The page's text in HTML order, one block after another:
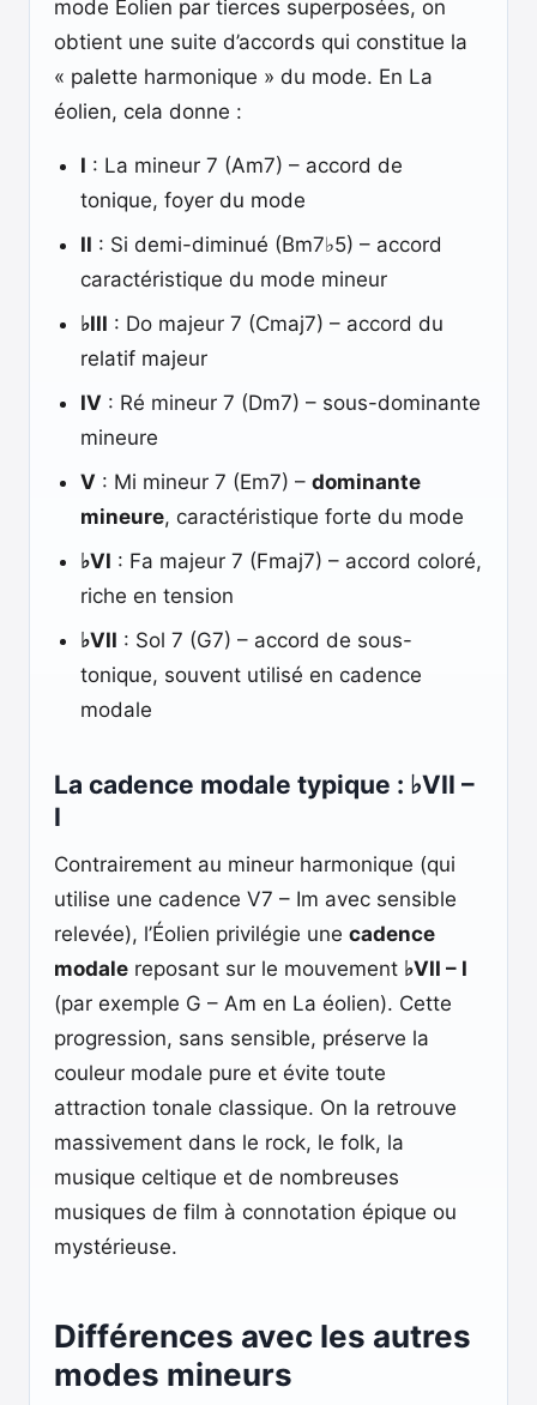
mode Éolien par tierces superposées, on
obtient une suite d’accords qui constitue la
« palette harmonique » du mode. En La
éolien, cela donne :
I : La mineur 7 (Am7) – accord de
tonique, foyer du mode
II : Si demi-diminué (Bm7♭5) – accord
caractéristique du mode mineur
♭III : Do majeur 7 (Cmaj7) – accord du
relatif majeur
IV : Ré mineur 7 (Dm7) – sous-dominante
mineure
V : Mi mineur 7 (Em7) – dominante
mineure, caractéristique forte du mode
♭VI : Fa majeur 7 (Fmaj7) – accord coloré,
riche en tension
♭VII : Sol 7 (G7) – accord de sous-
tonique, souvent utilisé en cadence
modale
La cadence modale typique : ♭VII –
I
Contrairement au mineur harmonique (qui
utilise une cadence V7 – Im avec sensible
relevée), l’Éolien privilégie une cadence
modale reposant sur le mouvement ♭VII – I
(par exemple G – Am en La éolien). Cette
progression, sans sensible, préserve la
couleur modale pure et évite toute
attraction tonale classique. On la retrouve
massivement dans le rock, le folk, la
musique celtique et de nombreuses
musiques de film à connotation épique ou
mystérieuse.
Différences avec les autres
modes mineurs